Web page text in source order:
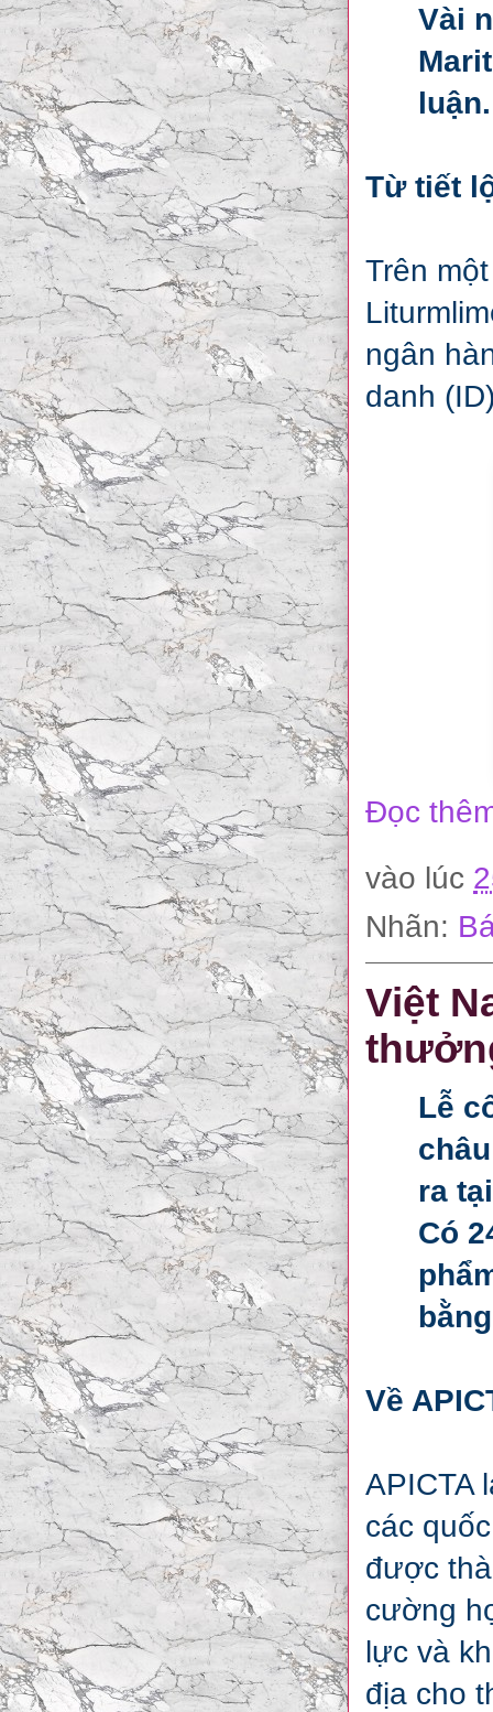
Vài
Từ tiết
Trên
ngân
danh
Đọc
vào lúc
Nhãn:
Việt
Lễ
ra
Có
Về
APICTA
các
được
cường
lực và
địa cho